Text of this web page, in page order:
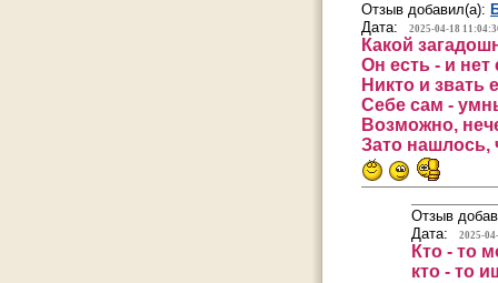
Отзыв добавил(а):
Дата:
2025-04-18
Какой
Он есть - и нет
Никто и звать
Себе сам -
Возможно,
Зато нашлось,
Отзыв
Дата:
2025-
Кто - то
кто - то